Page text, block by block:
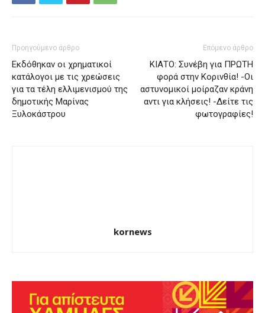
Προηγούμενο άρθρο
Εκδόθηκαν οι χρηματικοί
κατάλογοι με τις χρεώσεις
για τα τέλη ελλιμενισμού της
δημοτικής Μαρίνας
Ξυλοκάστρου
Επόμενο άρθρο
ΚΙΑΤΟ: Συνέβη για ΠΡΩΤΗ
φορά στην Κορινθία! -Οι
αστυνομικοί μοίραζαν κράνη
αντι για κλήσεις! -Δείτε τις
φωτογραφίες!
kornews